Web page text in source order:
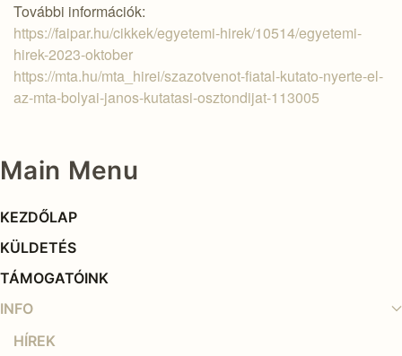
További információk:
https://faipar.hu/cikkek/egyetemi-hirek/10514/egyetemi-
hirek-2023-oktober
https://mta.hu/mta_hirei/szazotvenot-fiatal-kutato-nyerte-el-
az-mta-bolyai-janos-kutatasi-osztondijat-113005
Main Menu
KEZDŐLAP
KÜLDETÉS
TÁMOGATÓINK
INFO
HÍREK